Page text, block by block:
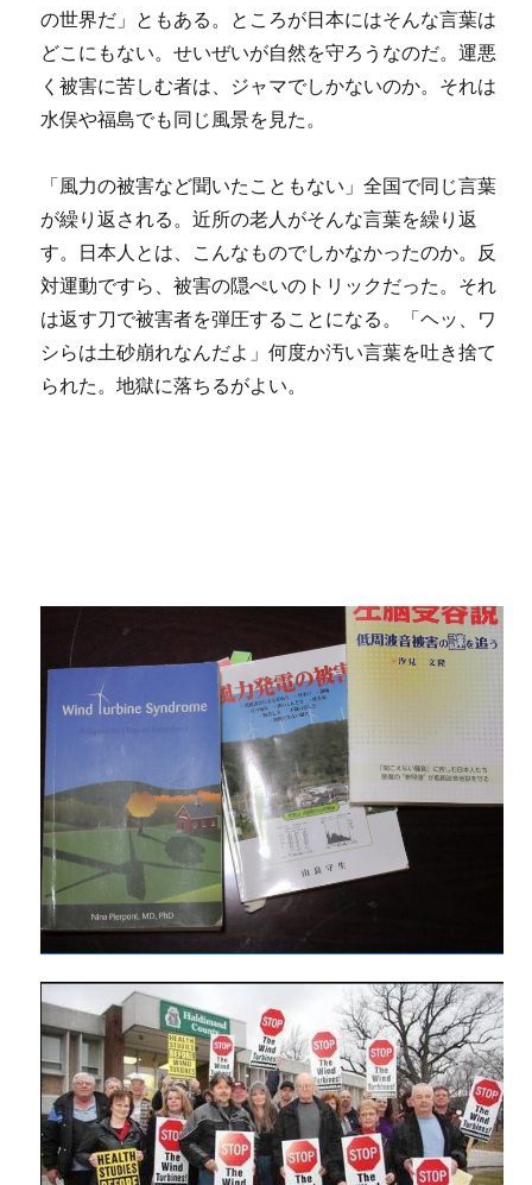
の世界だ」ともある。ところが日本にはそんな言葉は
どこにもない。せいぜいが自然を守ろうなのだ。運悪
く被害に苦しむ者は、ジャマでしかないのか。それは
水俣や福島でも同じ風景を見た。
「風力の被害など聞いたこともない」全国で同じ言葉
が繰り返される。近所の老人がそんな言葉を繰り返
す。日本人とは、こんなものでしかなかったのか。反
対運動ですら、被害の隠ぺいのトリックだった。それ
は返す刀で被害者を弾圧することになる。「ヘッ、ワ
シらは土砂崩れなんだよ」何度か汚い言葉を吐き捨て
られた。地獄に落ちるがよい。